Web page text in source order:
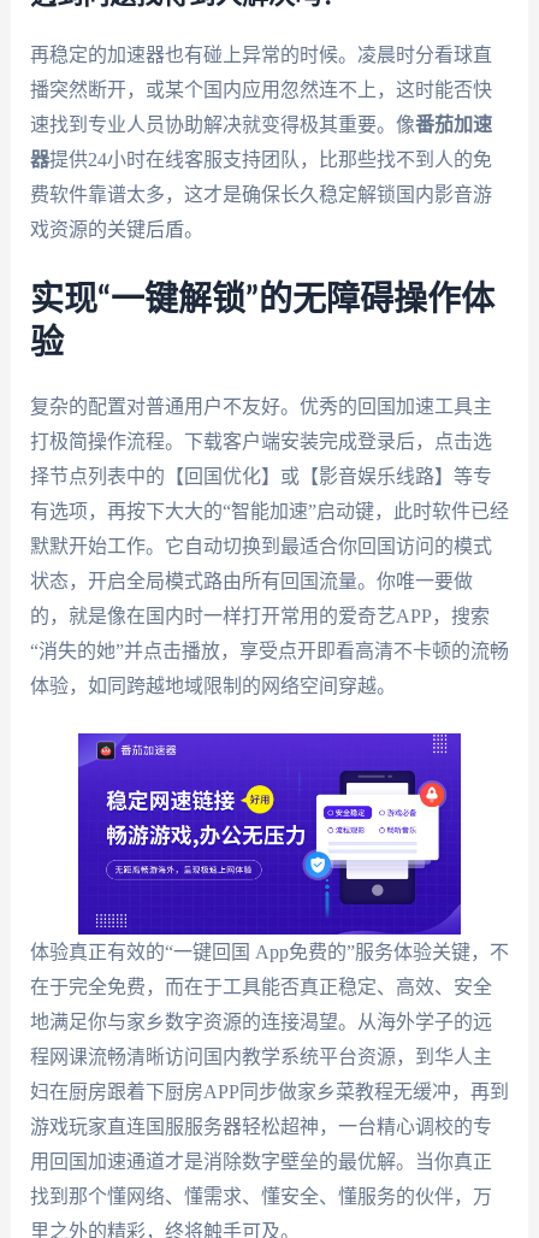
再稳定的加速器也有碰上异常的时候。凌晨时分看球直
播突然断开，或某个国内应用忽然连不上，这时能否快
速找到专业人员协助解决就变得极其重要。像番茄加速
器提供24小时在线客服支持团队，比那些找不到人的免
费软件靠谱太多，这才是确保长久稳定解锁国内影音游
戏资源的关键后盾。
实现“一键解锁”的无障碍操作体
验
复杂的配置对普通用户不友好。优秀的回国加速工具主
打极简操作流程。下载客户端安装完成登录后，点击选
择节点列表中的【回国优化】或【影音娱乐线路】等专
有选项，再按下大大的“智能加速”启动键，此时软件已经
默默开始工作。它自动切换到最适合你回国访问的模式
状态，开启全局模式路由所有回国流量。你唯一要做
的，就是像在国内时一样打开常用的爱奇艺APP，搜索
“消失的她”并点击播放，享受点开即看高清不卡顿的流畅
体验，如同跨越地域限制的网络空间穿越。
体验真正有效的“一键回国 App免费的”服务体验关键，不
在于完全免费，而在于工具能否真正稳定、高效、安全
地满足你与家乡数字资源的连接渴望。从海外学子的远
程网课流畅清晰访问国内教学系统平台资源，到华人主
妇在厨房跟着下厨房APP同步做家乡菜教程无缓冲，再到
游戏玩家直连国服服务器轻松超神，一台精心调校的专
用回国加速通道才是消除数字壁垒的最优解。当你真正
找到那个懂网络、懂需求、懂安全、懂服务的伙伴，万
里之外的精彩，终将触手可及。